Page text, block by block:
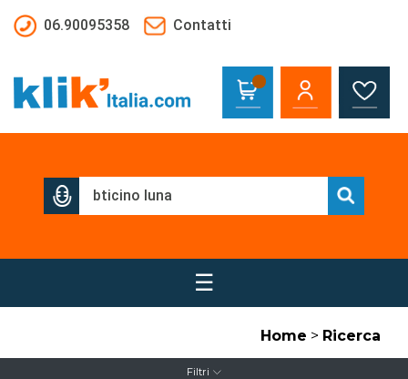
06.90095358
Contatti
☰
Home > Ricerca
Filtri